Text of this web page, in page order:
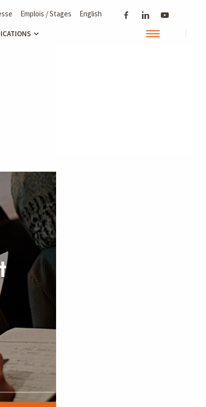
Emplois / Stages English